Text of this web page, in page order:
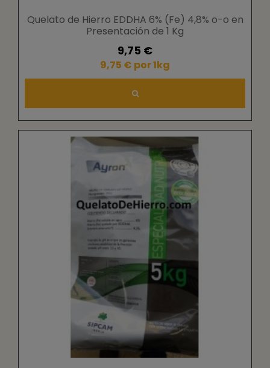
Quelato de Hierro EDDHA 6% (Fe) 4,8% o-o en
Presentación de 1 Kg
9,75 €
9,75 € por 1kg